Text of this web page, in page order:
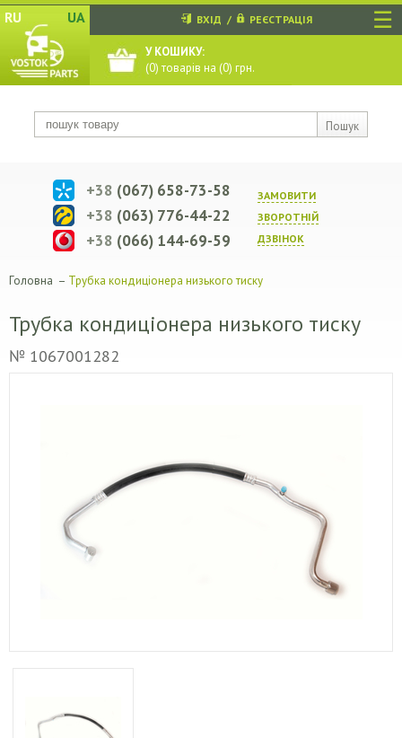
☰
RU UA
Пошук
ВХІД / РЕЄСТРАЦІЯ
У КОШИКУ:
(0) товарів на (0) грн.
ЗАМОВИТИ
ЗВОРОТНIЙ
ДЗВIНОК
+38 (067) 658-73-58
+38 (063) 776-44-22
+38 (066) 144-69-59
Головна – Трубка кондиціонера низького тиску
Трубка кондиціонера низького тиску
№ 1067001282